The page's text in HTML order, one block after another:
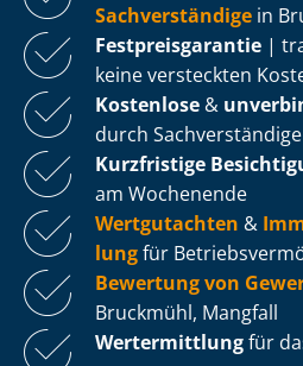
Sachverständige in
Fest­preis­ga­ran­tie |
keine versteckten
Kostenlose &
durch Sachverständige
Kurzfristige
am Wochenende
Wertgutachten &
lungfür
Bewertung von
Bruckmühl, Mangfall
Wertermittlungfür